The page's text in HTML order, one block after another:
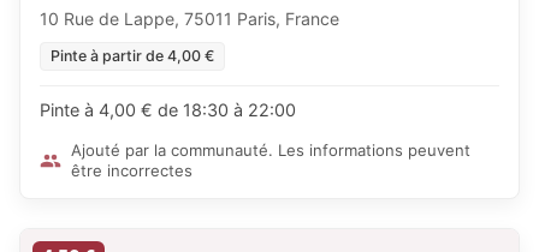
10 Rue de Lappe, 75011 Paris, France
Pinte à partir de 4,00 €
Pinte à 4,00 € de 18:30 à 22:00
Ajouté par la communauté. Les informations peuvent
être incorrectes